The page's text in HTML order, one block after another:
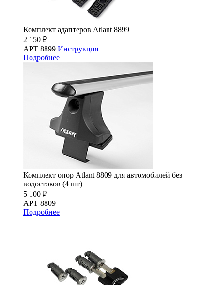
Комплект адаптеров Atlant 8899
2 150 ₽
АРТ 8899 Инструкция
Подробнее
Комплект опор Atlant 8809 для автомобилей без
водостоков (4 шт)
5 100 ₽
АРТ 8809
Подробнее